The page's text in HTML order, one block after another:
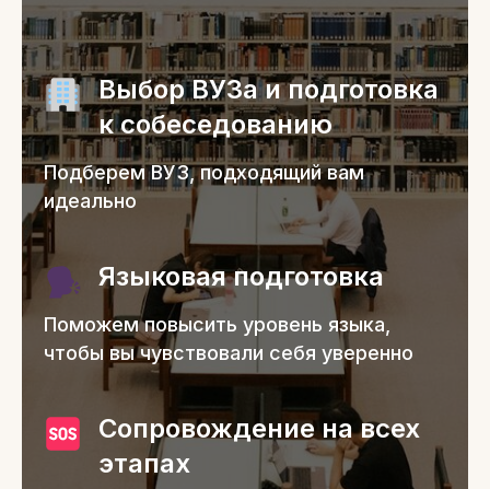
Выбор ВУЗа и подготовка
к собеседованию
Подберем ВУЗ, подходящий вам
идеально
Языковая подготовка
Поможем повысить уровень языка,
чтобы вы чувствовали себя уверенно
Сопровождение на всех
этапах